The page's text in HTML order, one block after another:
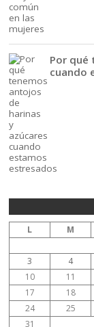
Por qué
cuando
L M
3
4
10
11
17
18
24
25
31